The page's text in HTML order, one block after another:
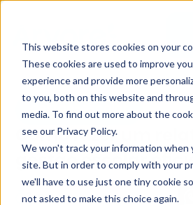
This website stores cookies on your
These cookies are used to improve
experience and provide more
to you, both on this website and
media. To find out more about the
see our Privacy Policy.
We won't track your information when
site. But in order to comply with your
we'll have to use just one tiny cookie
not asked to make this choice again.
gestao-escolar
Como fazer um
gestão escolar
3 min